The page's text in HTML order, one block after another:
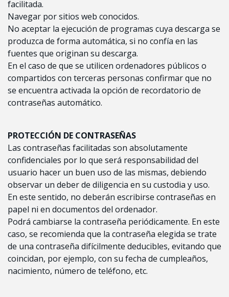
facilitada.
Navegar por sitios web conocidos.
No aceptar la ejecución de programas cuya descarga se
produzca de forma automática, si no confía en las
fuentes que originan su descarga.
En el caso de que se utilicen ordenadores públicos o
compartidos con terceras personas confirmar que no
se encuentra activada la opción de recordatorio de
contraseñas automático.
PROTECCIÓN DE CONTRASEÑAS
Las contraseñas facilitadas son absolutamente
confidenciales por lo que será responsabilidad del
usuario hacer un buen uso de las mismas, debiendo
observar un deber de diligencia en su custodia y uso.
En este sentido, no deberán escribirse contraseñas en
papel ni en documentos del ordenador.
Podrá cambiarse la contraseña periódicamente. En este
caso, se recomienda que la contraseña elegida se trate
de una contraseña difícilmente deducibles, evitando que
coincidan, por ejemplo, con su fecha de cumpleaños,
nacimiento, número de teléfono, etc.